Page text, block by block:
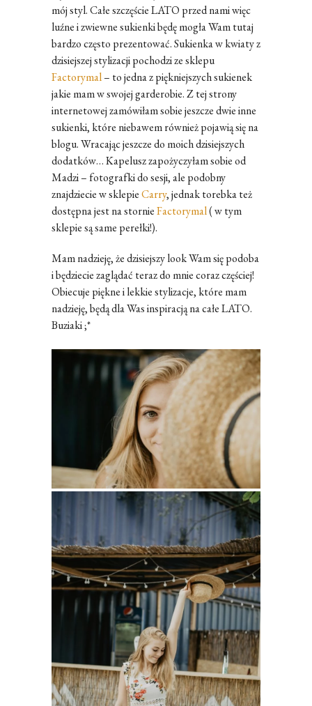
mój styl. Całe szczęście LATO przed nami więc
luźne i zwiewne sukienki będę mogła Wam tutaj
bardzo często prezentować. Sukienka w kwiaty z
dzisiejszej stylizacji pochodzi ze sklepu
Factorymal– to jedna z piękniejszych sukienek
jakie mam w swojej garderobie. Z tej strony
internetowej zamówiłam sobie jeszcze dwie inne
sukienki, które niebawem również pojawią się na
blogu. Wracając jeszcze do moich dzisiejszych
dodatków… Kapelusz zapożyczyłam sobie od
Madzi – fotografki do sesji, ale podobny
znajdziecie w sklepieCarry, jednak torebka też
dostępna jest na stornieFactorymal( w tym
sklepie są same perełki!).
Mam nadzieję, że dzisiejszy look Wam się podoba
i będziecie zaglądać teraz do mnie coraz częściej!
Obiecuje piękne i lekkie stylizacje, które mam
nadzieję, będą dla Was inspiracją na całe LATO.
Buziaki ;*